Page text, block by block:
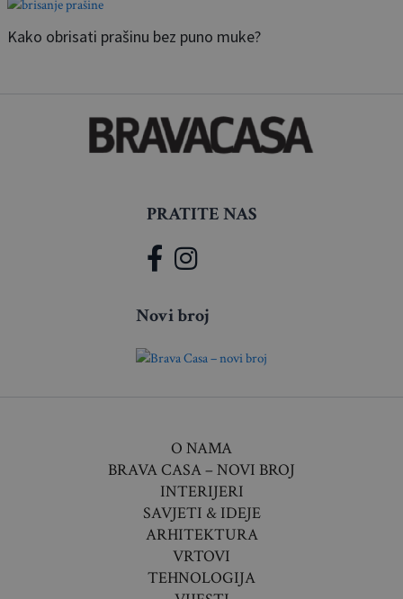
Kako obrisati prašinu bez puno muke?
PRATITE NAS
Novi broj
O NAMA
BRAVA CASA – NOVI BROJ
INTERIJERI
SAVJETI & IDEJE
ARHITEKTURA
VRTOVI
TEHNOLOGIJA